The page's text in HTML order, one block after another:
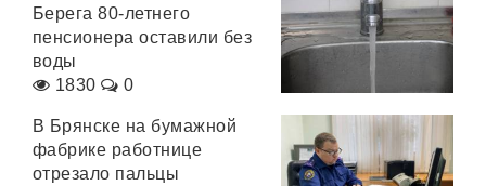
Берега 80-летнего
пенсионера оставили без
воды
1830
0
В Брянске на бумажной
фабрике работнице
отрезало пальцы